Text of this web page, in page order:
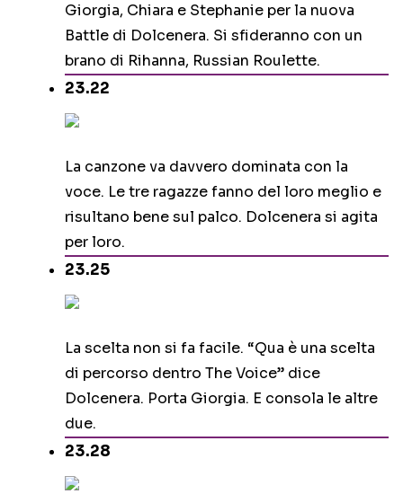
Giorgia, Chiara e Stephanie per la nuova
Battle di Dolcenera. Si sfideranno con un
brano di Rihanna, Russian Roulette.
23.22
La canzone va davvero dominata con la
voce. Le tre ragazze fanno del loro meglio e
risultano bene sul palco. Dolcenera si agita
per loro.
23.25
La scelta non si fa facile. “Qua è una scelta
di percorso dentro The Voice” dice
Dolcenera. Porta Giorgia. E consola le altre
due.
23.28